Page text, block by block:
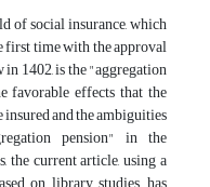
of social insurance, which
first time with the approval
1402, is the "aggregation
favorable effects that the
and the ambiguities
pension" in the
the current article, using a